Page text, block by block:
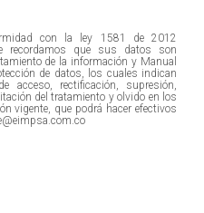
con la ley 1581 de 2012
recordamos que sus datos son
de la información y Manual
de datos, los cuales indican
acceso, rectificación, supresión,
del tratamiento y olvido en los
vigente, que podrá hacer efectivos